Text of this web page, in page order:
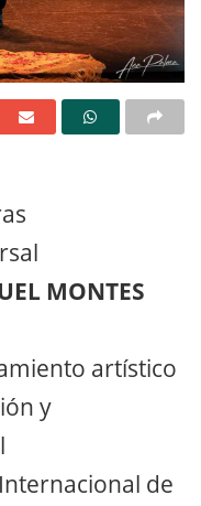
MONTES
artístico
y
de